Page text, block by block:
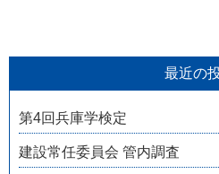
最近の
第4回兵庫学検定
建設常任委員会 管内調査